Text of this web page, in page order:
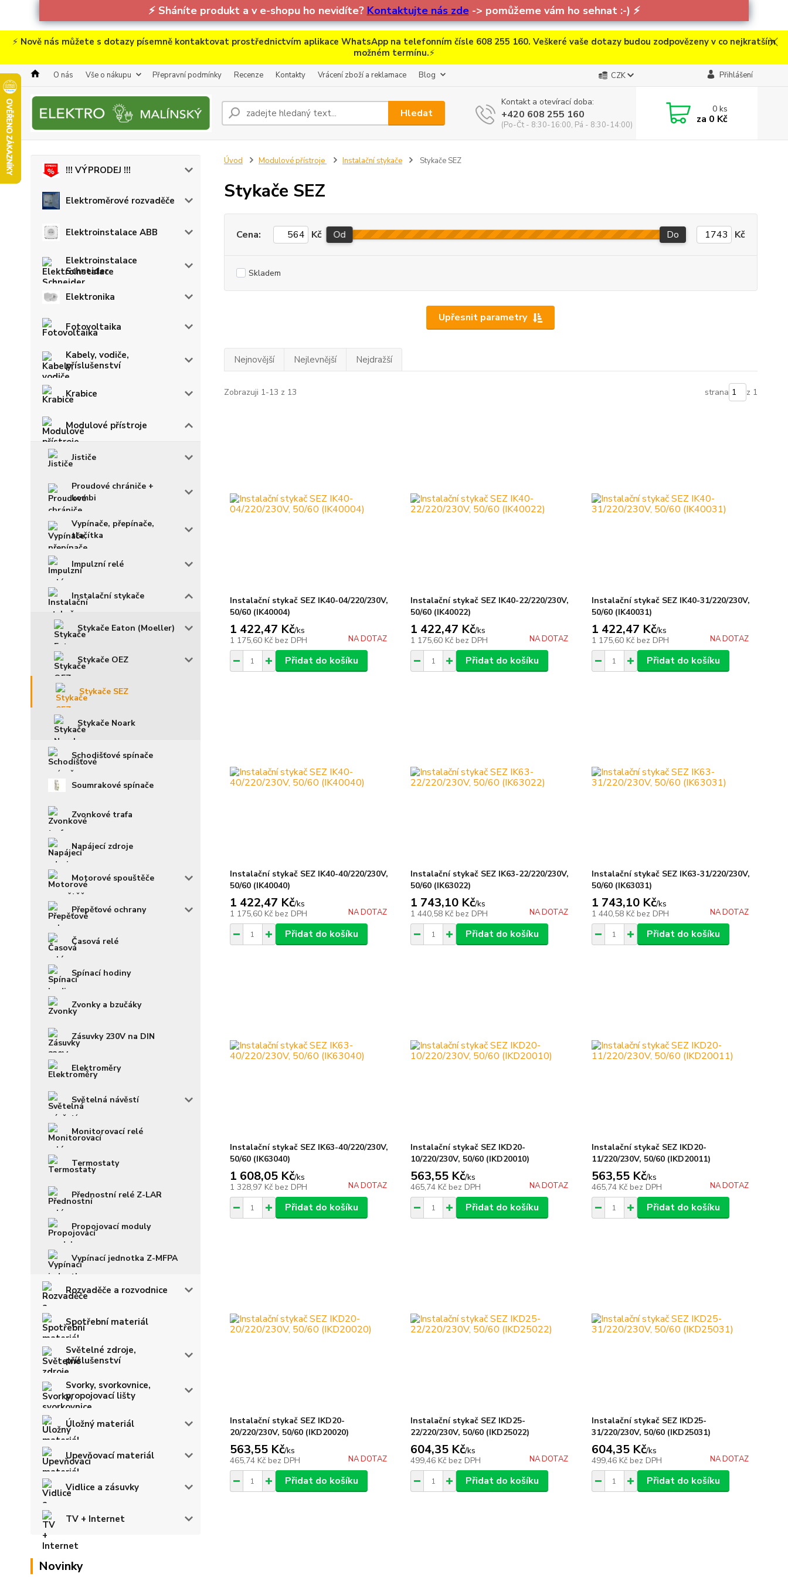
⚡ Sháníte produkt a v e-shopu ho nevidíte? Kontaktujte nás zde-> pomůžeme vám ho sehnat :-) ⚡
⚡ Nově nás můžete s dotazy písemně kontaktovat prostřednictvím aplikace WhatsApp na telefonním čísle 608 255 160. Veškeré vaše dotazy budou zodpovězeny v co nejkratším
možném termínu.⚡
O nás Vše o nákupu Přepravní podmínky Recenze Kontakty Vrácení zboží a reklamace Blog CZK Přihlášení
Hledat
Kontakt a otevírací doba:
+420 608 255 160
(Po-Čt - 8:30-16:00, Pá - 8:30-14:00)
0ks
za 0 Kč
!!! VÝPRODEJ !!!
Elektroměrové rozvaděče
Elektroinstalace ABB
Elektroinstalace
Schneider
Elektronika
Fotovoltaika
Kabely, vodiče,
příslušenství
Krabice
Modulové přístroje
Jističe
Proudové chrániče +
kombi
Vypínače, přepínače,
tlačítka
Impulzní relé
Instalační stykače
Stykače Eaton (Moeller)
Stykače OEZ
Stykače SEZ
Stykače Noark
Schodišťové spínače
Soumrakové spínače
Zvonkové trafa
Napájecí zdroje
Motorové spouštěče
Přepěťové ochrany
Časová relé
Spínací hodiny
Zvonky a bzučáky
Zásuvky 230V na DIN
Elektroměry
Světelná návěstí
Monitorovací relé
Termostaty
Přednostní relé Z-LAR
Propojovací moduly
Vypínací jednotka Z-MFPA
Rozvaděče a rozvodnice
Spotřební materiál
Světelné zdroje,
příslušenství
Svorky, svorkovnice,
propojovací lišty
Úložný materiál
Upevňovací materiál
Vidlice a zásuvky
TV + Internet
Novinky
Úvod Modulové přístroje Instalační stykače Stykače SEZ
Stykače SEZ
Upřesnit parametry
Cena: Kč Od Do Kč
Skladem
Nejnovější Nejlevnější Nejdražší
Zobrazuji 1-13 z 13 strana z 1
Instalační stykač SEZ IK40-04/220/230V,
50/60 (IK40004)
1 422,47 Kč/ks
1 175,60 Kč bez DPH NA DOTAZ
Přidat do košíku
Instalační stykač SEZ IK40-22/220/230V,
50/60 (IK40022)
1 422,47 Kč/ks
1 175,60 Kč bez DPH NA DOTAZ
Přidat do košíku
Instalační stykač SEZ IK40-31/220/230V,
50/60 (IK40031)
1 422,47 Kč/ks
1 175,60 Kč bez DPH NA DOTAZ
Přidat do košíku
Instalační stykač SEZ IK40-40/220/230V,
50/60 (IK40040)
1 422,47 Kč/ks
1 175,60 Kč bez DPH NA DOTAZ
Přidat do košíku
Instalační stykač SEZ IK63-22/220/230V,
50/60 (IK63022)
1 743,10 Kč/ks
1 440,58 Kč bez DPH NA DOTAZ
Přidat do košíku
Instalační stykač SEZ IK63-31/220/230V,
50/60 (IK63031)
1 743,10 Kč/ks
1 440,58 Kč bez DPH NA DOTAZ
Přidat do košíku
Instalační stykač SEZ IK63-40/220/230V,
50/60 (IK63040)
1 608,05 Kč/ks
1 328,97 Kč bez DPH NA DOTAZ
Přidat do košíku
Instalační stykač SEZ IKD20-
10/220/230V, 50/60 (IKD20010)
563,55 Kč/ks
465,74 Kč bez DPH NA DOTAZ
Přidat do košíku
Instalační stykač SEZ IKD20-
11/220/230V, 50/60 (IKD20011)
563,55 Kč/ks
465,74 Kč bez DPH NA DOTAZ
Přidat do košíku
Instalační stykač SEZ IKD20-
20/220/230V, 50/60 (IKD20020)
563,55 Kč/ks
465,74 Kč bez DPH NA DOTAZ
Přidat do košíku
Instalační stykač SEZ IKD25-
22/220/230V, 50/60 (IKD25022)
604,35 Kč/ks
499,46 Kč bez DPH NA DOTAZ
Přidat do košíku
Instalační stykač SEZ IKD25-
31/220/230V, 50/60 (IKD25031)
604,35 Kč/ks
499,46 Kč bez DPH NA DOTAZ
Přidat do košíku